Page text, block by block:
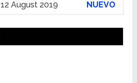
12 August 2019 NUEVO